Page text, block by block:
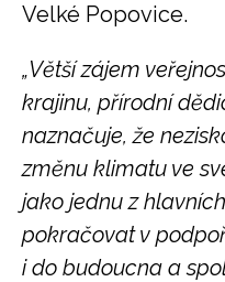
Velké Popovice.
„Větší zájem
krajinu, přírodní
naznačuje, že
změnu klimatu ve
jako jednu z
pokračovat v
i do budoucna a